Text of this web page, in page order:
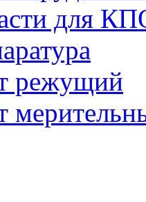
для
режущий